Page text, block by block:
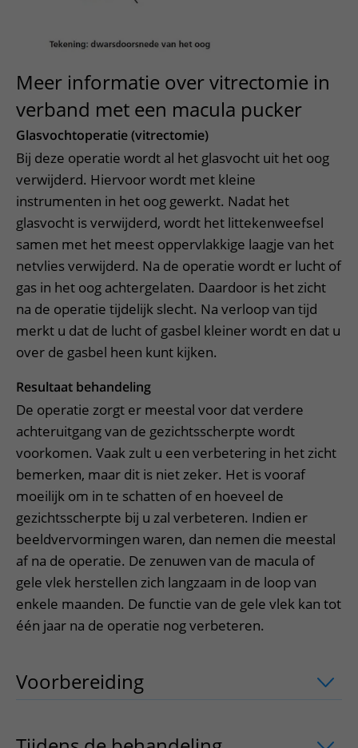
Meer informatie over vitrectomie in
verband met een macula pucker
Glasvochtoperatie (vitrectomie)
Bij deze operatie wordt al het glasvocht uit het oog
verwijderd. Hiervoor wordt met kleine
instrumenten in het oog gewerkt. Nadat het
glasvocht is verwijderd, wordt het littekenweefsel
samen met het meest oppervlakkige laagje van het
netvlies verwijderd. Na de operatie wordt er lucht of
gas in het oog achtergelaten. Daardoor is het zicht
na de operatie tijdelijk slecht. Na verloop van tijd
merkt u dat de lucht of gasbel kleiner wordt en dat u
over de gasbel heen kunt kijken.
Resultaat behandeling
De operatie zorgt er meestal voor dat verdere
achteruitgang van de gezichtsscherpte wordt
voorkomen. Vaak zult u een verbetering in het zicht
bemerken, maar dit is niet zeker. Het is vooraf
moeilijk om in te schatten of en hoeveel de
gezichtsscherpte bij u zal verbeteren. Indien er
beeldvervormingen waren, dan nemen die meestal
af na de operatie. De zenuwen van de macula of
gele vlek herstellen zich langzaam in de loop van
enkele maanden. De functie van de gele vlek kan tot
één jaar na de operatie nog verbeteren.
Voorbereiding uitklapper, klik om te